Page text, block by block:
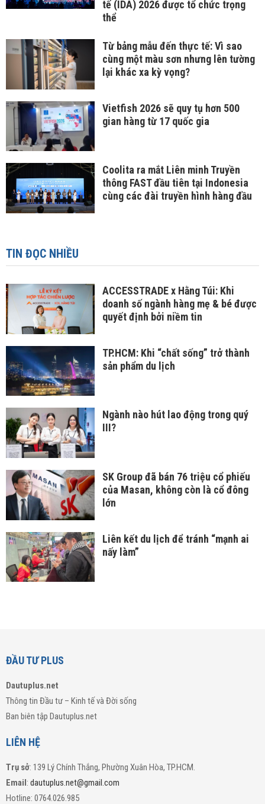
tế (IDA) 2026 được tổ chức trọng
thể
Từ bảng mẫu đến thực tế: Vì sao
cùng một màu sơn nhưng lên tường
lại khác xa kỳ vọng?
Vietfish 2026 sẽ quy tụ hơn 500
gian hàng từ 17 quốc gia
Coolita ra mắt Liên minh Truyền
thông FAST đầu tiên tại Indonesia
cùng các đài truyền hình hàng đầu
TIN ĐỌC NHIỀU
ACCESSTRADE x Hằng Túi: Khi
doanh số ngành hàng mẹ & bé được
quyết định bởi niềm tin
TP.HCM: Khi “chất sống” trở thành
sản phẩm du lịch
Ngành nào hút lao động trong quý
III?
SK Group đã bán 76 triệu cổ phiếu
của Masan, không còn là cổ đông
lớn
Liên kết du lịch để tránh “mạnh ai
nấy làm”
ĐẦU TƯ PLUS
Dautuplus.net
Thông tin Đầu tư – Kinh tế và Đời sống
Ban biên tập Dautuplus.net
LIÊN HỆ
Trụ sở: 139 Lý Chính Thắng, Phường Xuân Hòa, TP.HCM.
Email: dautuplus.net@gmail.com
Hotline: 0764.026.985